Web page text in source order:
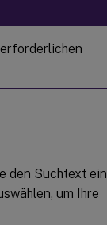
den Suchtext ein
um Ihre